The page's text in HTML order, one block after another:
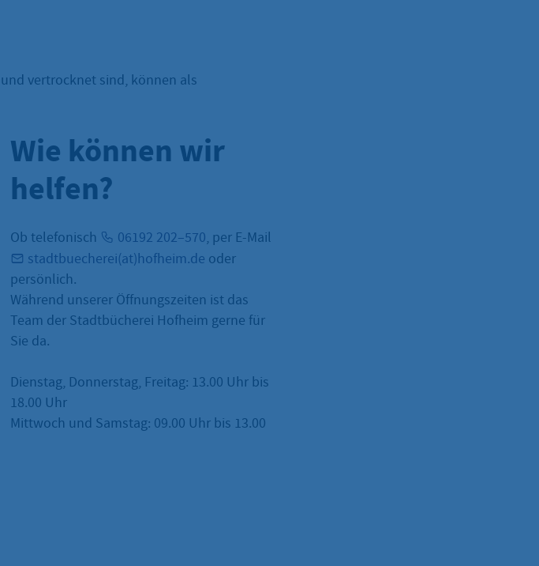
vertrocknet sind, können als
Wie können wir
helfen?
Ob telefonisch 06192 202–570, per E-Mail
stadtbuecherei(at)hofheim.de oder
persönlich.
Während unserer Öffnungszeiten ist das
Team der Stadtbücherei Hofheim gerne für
Sie da.
Dienstag, Donnerstag, Freitag: 13.00 Uhr bis
18.00 Uhr
Mittwoch und Samstag: 09.00 Uhr bis 13.00